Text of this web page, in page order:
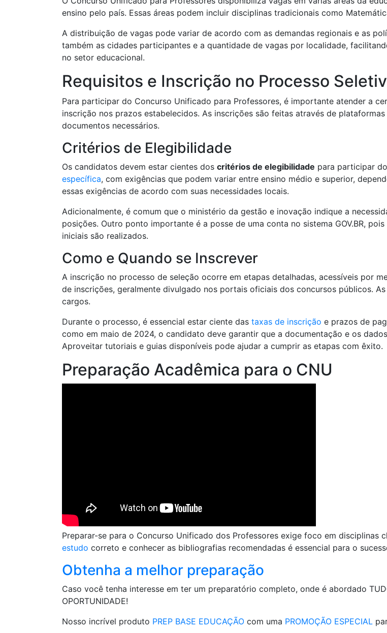
ensino pelo país. Essas áreas podem incluir disciplinas tradicionais como
A distribuição de vagas pode variar de acordo com as demandas regionais e as
também as cidades participantes e a quantidade de vagas por localidade,
no setor educacional.
Requisitos e Inscrição no Processo
Para participar do Concurso Unificado para Professores, é importante atender a
inscrição nos prazos estabelecidos. As inscrições são feitas através de
documentos necessários.
Critérios de Elegibilidade
Os candidatos devem estar cientes dos critérios de elegibilidade para participar
específica, com exigências que podem variar entre ensino médio e superior,
essas exigências de acordo com suas necessidades locais.
Adicionalmente, é comum que o ministério da gestão e inovação indique a
posições. Outro ponto importante é a posse de uma conta no sistema GOV.BR,
iniciais são realizados.
Como e Quando se Inscrever
A inscrição no processo de seleção ocorre em etapas detalhadas, acessíveis por
de inscrições, geralmente divulgado nos portais oficiais dos concursos públicos.
cargos.
Durante o processo, é essencial estar ciente das taxas de inscrição e prazos de
como em maio de 2024, o candidato deve garantir que a documentação e os
Aproveitar tutoriais e guias disponíveis pode ajudar a cumprir as etapas com êxito.
Preparação Acadêmica para o CNU
Preparar-se para o Concurso Unificado dos Professores exige foco em disciplinas
estudo correto e conhecer as bibliografias recomendadas é essencial para o
Obtenha a melhor preparação
Caso você tenha interesse em ter um preparatório completo, onde é abordado
OPORTUNIDADE!
Nosso incrível produto PREP BASE EDUCAÇÃO com uma PROMOÇÃO ESPECIAL